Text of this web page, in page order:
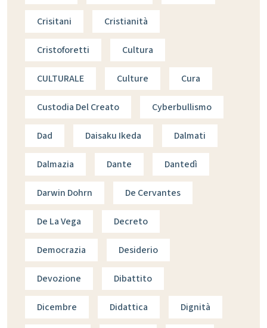
Crisitani Cristianità
Cristoforetti Cultura
CULTURALE Culture Cura
Custodia Del Creato Cyberbullismo
Dad Daisaku Ikeda Dalmati
Dalmazia Dante Dantedì
Darwin Dohrn De Cervantes
De La Vega Decreto
Democrazia Desiderio
Devozione Dibattito
Dicembre Didattica Dignità